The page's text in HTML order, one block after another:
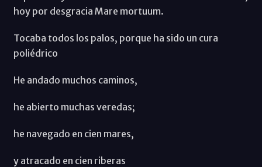
hoy por desgracia Mare mortuum.
Tocaba todos los palos, porque ha sido un cura
poliédrico
He andado muchos caminos,
he abierto muchas veredas;
he navegado en cien mares,
y atracado en cien riberas